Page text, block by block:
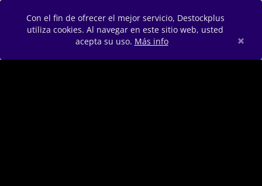
Con el fin de ofrecer el mejor servicio, Destockplus
utiliza cookies. Al navegar en este sitio web, usted
acepta su uso. Más info ×